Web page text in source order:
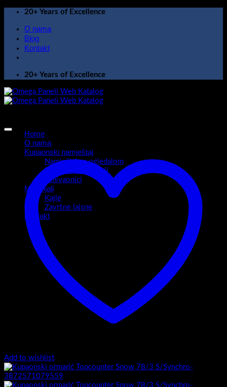
Skip
content
20+ Years of Excellence
O nama
Blog
Kontakt
20+ Years of Excellence
Home
O nama
Kupaonski namještaj
Namještaj sa ogledalom
Kupaonski ormarići
Umivaonici
Materijali
Kajle
Završne lajsne
Kontakt
Add to wishlist